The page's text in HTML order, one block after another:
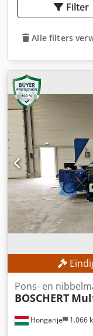
Filter
Alle filters
Hongarije 1.066
Pons- en
BOSCHERT